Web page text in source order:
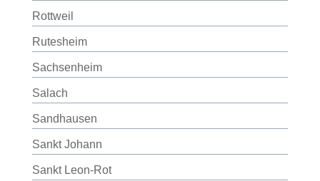
Rottweil
Rutesheim
Sachsenheim
Salach
Sandhausen
Sankt Johann
Sankt Leon-Rot